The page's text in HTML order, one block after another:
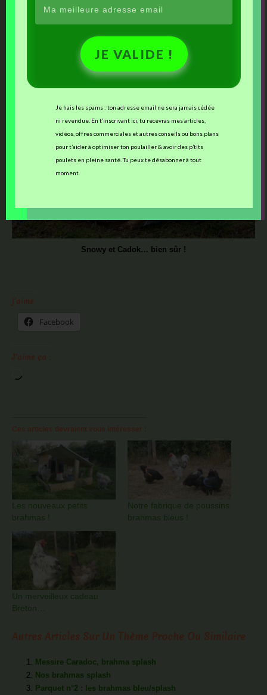
si vous avezaimezlire ces lignes…
Partagez-les!!!
Snowy et Cadok… bien sûr !
Facebook
Les nouveaux petits
brahmas !
Notre fabrique de poussins
brahmas bleus !
Un merveilleux cadeau
Breton…
Messire Caradoc, brahma splash
Nos brahmas splash
Parquet n°2 : les brahmas bleu/splash
JE VALIDE !
Je hais les spams : ton adresse email ne sera jamais cédée
ni revendue. En t’inscrivant ici, tu recevras mes articles,
vidéos, offres commerciales et autres conseils ou bons plans
pour t’aider à optimiser ton poulailler & avoir des p’tits
poulets en pleine santé. Tu peux te désabonner à tout
moment.